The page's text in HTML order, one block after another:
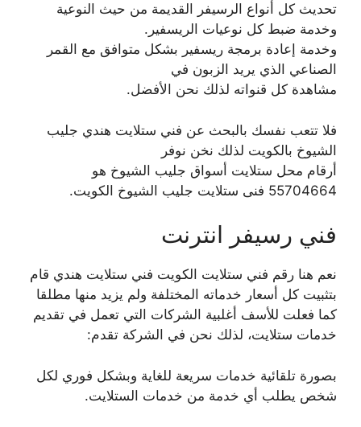
تحديث كل أنواع الرسيفر القديمة من حيث النوعية
وخدمة ضبط كل نوعيات الريسفير.
وخدمة إعادة برمجة ريسفير بشكل متوافق مع القمر
الصناعي الذي يريد الزبون في
مشاهدة كل قنواته لذلك نحن الأفضل.
فلا تتعب نفسك بالبحث عن فني ستلايت هندي جليب
الشيوخ بالكويت لذلك نخن نوفر
أرقام محل ستلايت أسواق جليب الشيوخ هو
55704664 فنى ستلايت جليب الشيوخ الكويت.
فني رسيفر انترنت
نعم هنا رقم فني ستلايت الكويت فني ستلايت هندي قام
بتثبيت كل أسعار خدماته المختلفة ولم يزيد منها مطلقا
كما فعلت للأسف أغلبية الشركات التي تعمل في تقديم
خدمات ستلايت، لذلك نحن في الشركة تقدم:
بصورة تلقائية خدمات سريعة للغاية وبشكل فوري لكل
شخص يطلب أي خدمة من خدمات الستلايت.